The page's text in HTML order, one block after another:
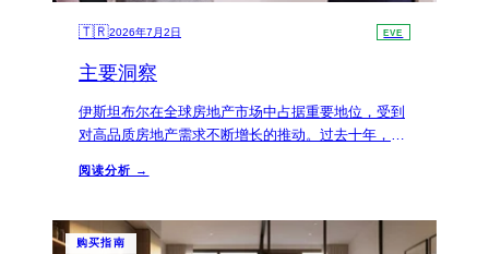
🇹🇷2026年7月2日 EVE
主要洞察
伊斯坦布尔在全球房地产市场中占据重要地位，受到
对高品质房地产需求不断增长的推动。过去十年，该
显示出居民满意度和投资回报的潜力。
阅读分析 →
购买指南